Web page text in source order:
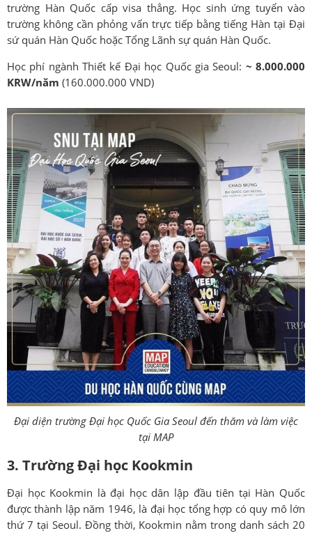
trường Hàn Quốc cấp visa thẳng. Học sinh ứng tuyển vào
trường không cần phỏng vấn trực tiếp bằng tiếng Hàn tại Đại
sứ quán Hàn Quốc hoặc Tổng Lãnh sự quán Hàn Quốc.
Học phí ngành Thiết kế Đại học Quốc gia Seoul: ~ 8.000.000
KRW/năm (160.000.000 VND)
Đại diện trường Đại học Quốc Gia Seoul đến thăm và làm việc
tại MAP
3. Trường Đại học Kookmin
Đại học Kookmin là đại học dân lập đầu tiên tại Hàn Quốc
được thành lập năm 1946, là đại học tổng hợp có quy mô lớn
thứ 7 tại Seoul. Đồng thời, Kookmin nằm trong danh sách 20